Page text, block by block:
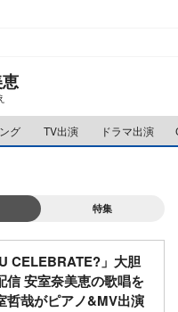
グ TV出演 ドラマ出演
特集
CELEBRATE?」大胆
信 安室奈美恵の歌唱を
哲哉がピアノ&MV出演